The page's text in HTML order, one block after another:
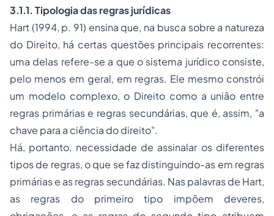
3.1.1. Tipologia das regras jurídicas
Hart (1994, p. 91) ensina que, na busca sobre a natureza
do Direito, há certas questões principais recorrentes:
uma delas refere-se a que o sistema jurídico consiste,
pelo menos em geral, em regras. Ele mesmo constrói
um modelo complexo, o Direito como a união entre
regras primárias e regras secundárias, que é, assim, "a
chave para a ciência do direito".
Há, portanto, necessidade de assinalar os diferentes
tipos de regras, o que se faz distinguindo-as em regras
primárias e as regras secundárias. Nas palavras de Hart,
as regras do primeiro tipo impõem deveres,